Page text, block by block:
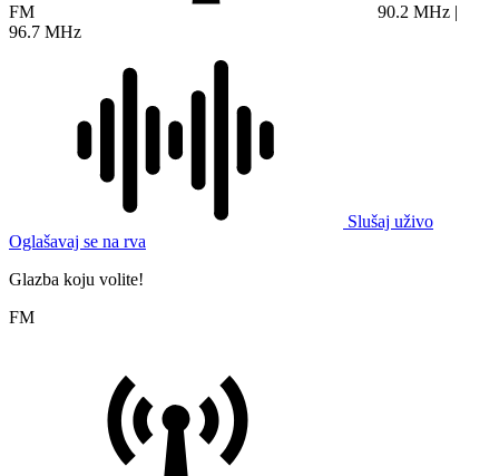
FM
90.2 MHz |
96.7 MHz
Slušaj uživo
Oglašavaj se na rva
Glazba koju volite!
FM